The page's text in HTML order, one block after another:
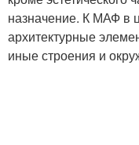
назначение. К МАФ в
архитектурные
иные строения и